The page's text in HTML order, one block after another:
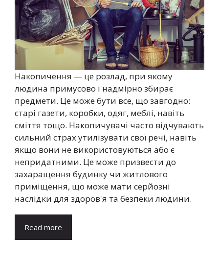
Накопичення — це розлад, при якому
людина примусово і надмірно збирає
предмети. Це може бути все, що завгодно:
старі газети, коробки, одяг, меблі, навіть
сміття тощо. Накопичувачі часто відчувають
сильний страх утилізувати свої речі, навіть
якщо вони не використовуються або є
непридатними. Це може призвести до
захаращення будинку чи житлового
приміщення, що може мати серйозні
наслідки для здоров'я та безпеки людини.
Read more